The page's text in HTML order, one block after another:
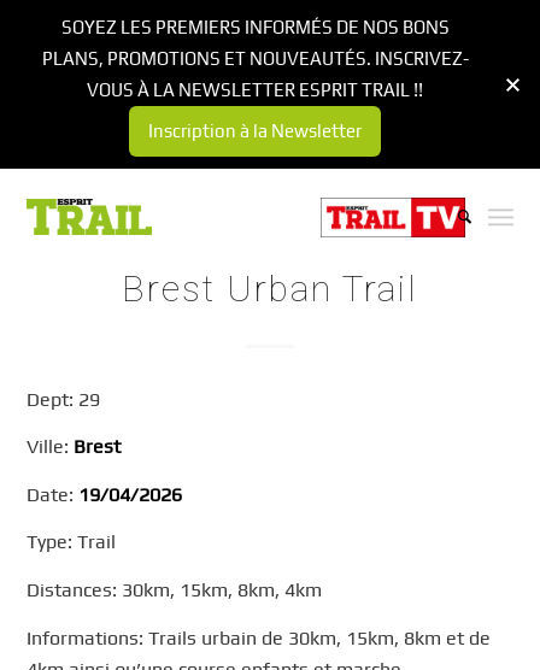
Brest Urban Trail
Dept: 29
Ville: Brest
Date: 19/04/2026
Type: Trail
Distances: 30km, 15km, 8km, 4km
Informations: Trails urbain de 30km, 15km, 8km et de
SOYEZ LES PREMIERS INFORMÉS DE NOS BONS
PLANS, PROMOTIONS ET NOUVEAUTÉS. INSCRIVEZ-
VOUS À LA NEWSLETTER ESPRIT TRAIL !!
Inscription à la Newsletter